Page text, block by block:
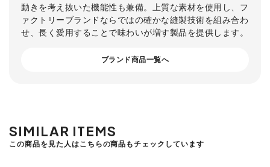
動きを考え抜いた機能性も兼備。上質な素材を使用し、フ
ァクトリーブランドならではの確かな縫製技術を組み合わ
せ、長く愛用することで味わいが増す製品を提供します。
ブランド商品一覧へ
SIMILAR ITEMS
この商品を見た人はこちらの商品もチェックしています